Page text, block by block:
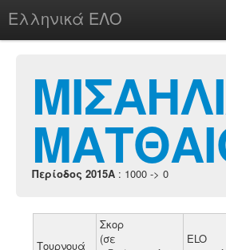
Ελληνικά ΕΛΟ
chesstu.be @ discord
Login
Περίοδος 2015A : 1000 -> 0
Τουρνουά
Σκορ
(σε
ELO